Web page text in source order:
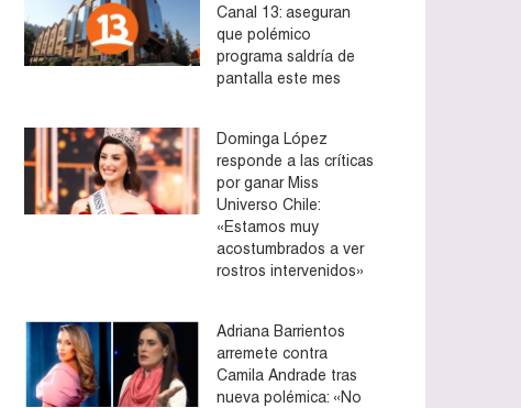
Canal 13: aseguran
que polémico
programa saldría de
pantalla este mes
Dominga López
responde a las críticas
por ganar Miss
Universo Chile:
«Estamos muy
acostumbrados a ver
rostros intervenidos»
Adriana Barrientos
arremete contra
Camila Andrade tras
nueva polémica: «No